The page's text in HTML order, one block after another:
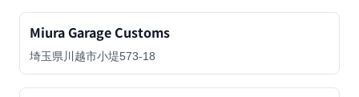
Miura Garage Customs
埼玉県川越市小堤573-18